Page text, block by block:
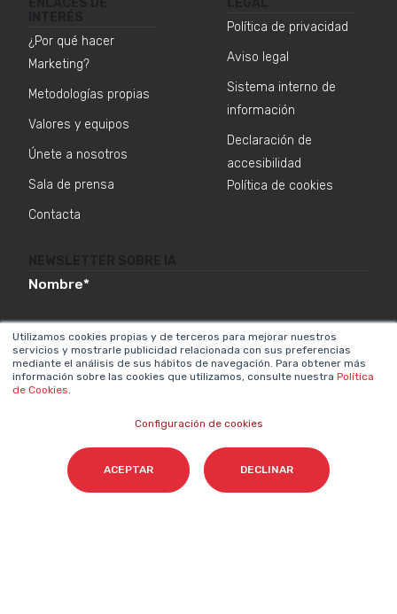
Utilizamos cookies propias y de terceros para mejorar nuestros
servicios y mostrarle publicidad relacionada con sus preferencias
mediante el análisis de sus hábitos de navegación. Para obtener más
información sobre las cookies que utilizamos, consulte nuestra Política
de Cookies.
Configuración de cookies
ACEPTAR DECLINAR
¿Por qué hacer
Marketing?
Metodologías propias
Valores y equipos
Únete a nosotros
Sala de prensa
Contacta
Política de privacidad
Aviso legal
Sistema interno de
información
Declaración de
accesibilidad
Política de cookies
Nombre*
Email *
Acepto el tratamiento de mis datos para que
Cyberclick me contacte conforme a la
Política de Privacidad.